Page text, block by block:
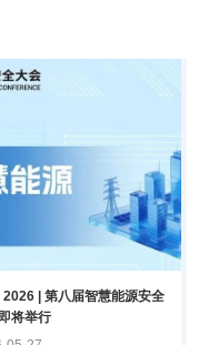
2026 | 第八届智慧能源安全
将举行